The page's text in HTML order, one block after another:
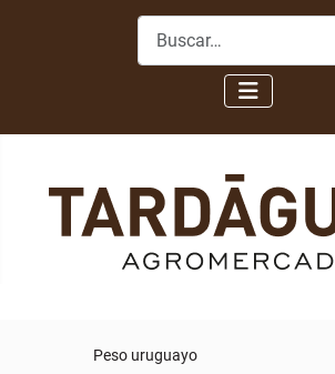
Buscar
Peso uruguayo